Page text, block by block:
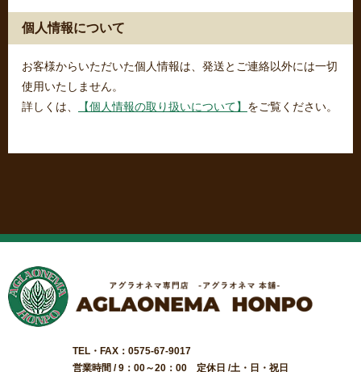
個人情報について
お客様からいただいた個人情報は、発送とご連絡以外には一切
使用いたしません。
詳しくは、
【個人情報の取り扱いについて】 をご覧ください。
TEL・FAX：0575-67-9017
営業時間 / 9：00～20：00 定休日 /土・日・祝日